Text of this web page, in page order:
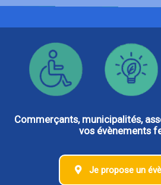
Commerçants, municipalités,
vos évènements
Je propose un